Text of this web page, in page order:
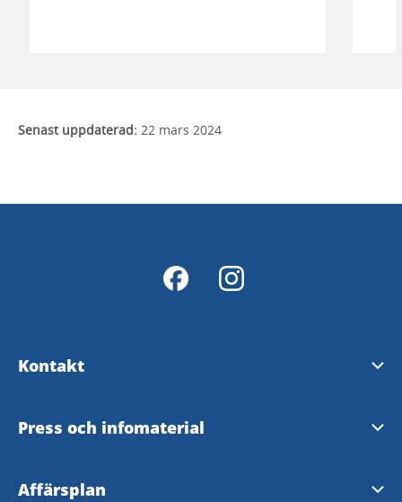
Senast uppdaterad: 22 mars 2024
Kontakt
Kontakt Billingen Skövde
Press och infomaterial
Nyhetsarkiv
Affärsplan